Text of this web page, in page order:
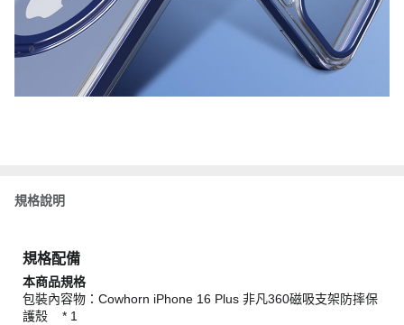
規格說明
規格配備
本商品規格
包裝內容物：Cowhorn iPhone 16 Plus 非凡360磁吸支架防摔保
護殼 * 1